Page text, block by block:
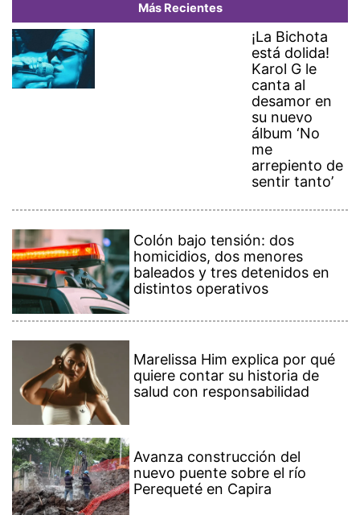
Más Recientes
¡La Bichota
está dolida!
Karol G le
canta al
desamor en
su nuevo
álbum ‘No
me
arrepiento de
sentir tanto’
Colón bajo tensión: dos
homicidios, dos menores
baleados y tres detenidos en
distintos operativos
Marelissa Him explica por qué
quiere contar su historia de
salud con responsabilidad
Avanza construcción del
nuevo puente sobre el río
Perequeté en Capira